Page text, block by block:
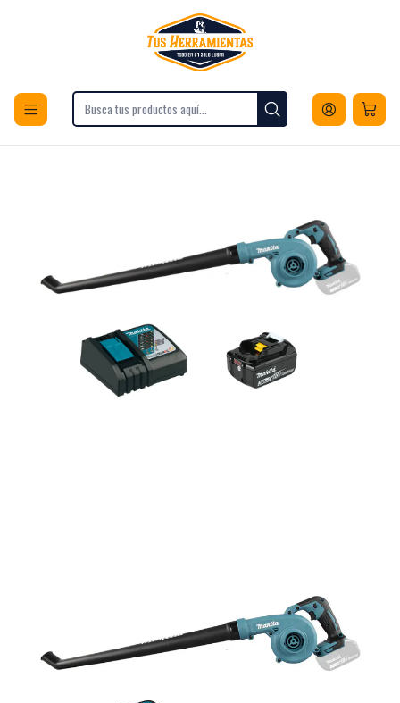
Envios a todo Chile
Herramientas para Jardín
Kit Soplador Inalámbrico Makita 18V DUB186RF